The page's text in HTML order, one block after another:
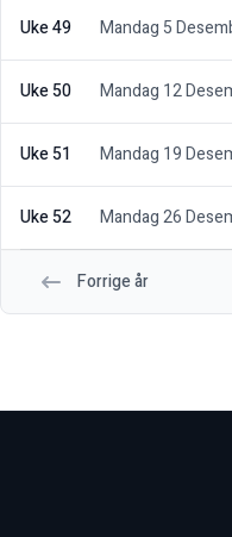
Uke 49 Mandag 5
Uke 50 Mandag 12
Uke 51 Mandag 19
Uke 52 Mandag 26
Forrige år